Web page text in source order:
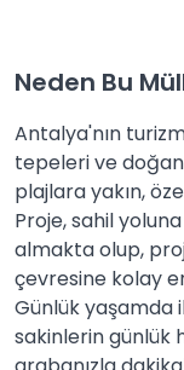
Neden Bu
Antalya'nın
tepeleri ve
plajlara yakın,
Proje, sahil
almakta olup,
çevresine kolay
Günlük yaşamda
sakinlerin günlük